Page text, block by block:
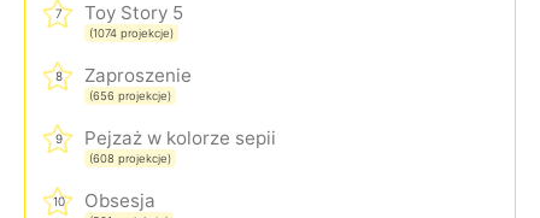
7 Toy Story 5
(1074 projekcje)
8 Zaproszenie
(656 projekcje)
9 Pejzaż w kolorze sepii
(608 projekcje)
10 Obsesja